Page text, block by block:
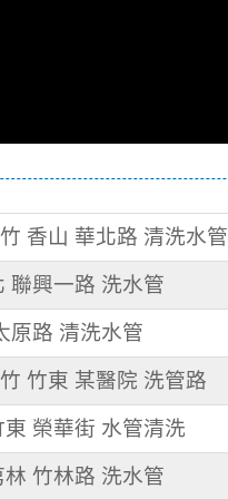
香山 華北路 清洗水管
聯興一路 洗水管
原路 清洗水管
竹東 某醫院 洗管路
榮華街 水管清洗
竹林路 洗水管